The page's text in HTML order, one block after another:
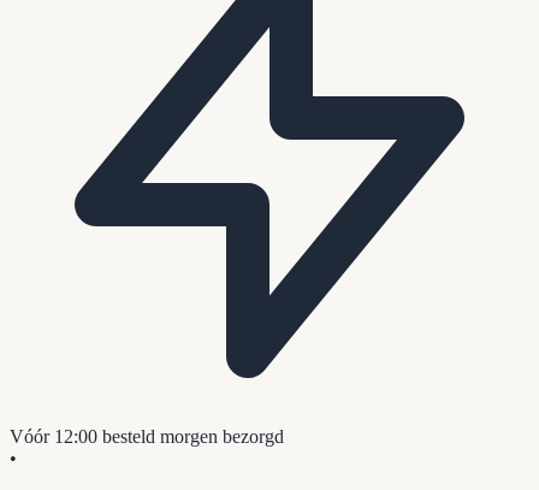
Vóór 12:00 besteld morgen bezorgd
•